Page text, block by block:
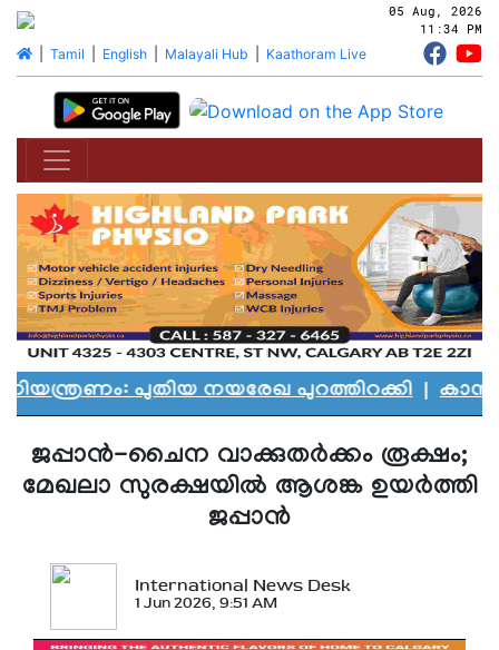
05 Aug, 2026
11:34 PM
| Tamil English| Malayali Hub Kaathoram Live
പുതിയ നയരേഖ പുറത്തിറക്കി|കാനഡയെ
ജപ്പാന്‍-ചൈന വാക്കുതര്‍ക്കം രൂക്ഷം;
മേഖലാ സുരക്ഷയില്‍ ആശങ്ക ഉയര്‍ത്തി
ജപ്പാന്‍
International News Desk
1 Jun 2026, 9:51 AM